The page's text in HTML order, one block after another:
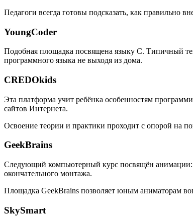
Педагоги всегда готовы подсказать, как правильно
YoungCoder
Подобная площадка посвящена языку C. Типичный
программного языка не выходя из дома.
CREDOkids
Эта платформа учит ребёнка особенностям
сайтов Интернета.
Освоение теории и практики проходит с опорой на
GeekBrains
Следующий компьютерный курс посвящён анимации:
окончательного монтажа.
Площадка GeekBrains позволяет юным аниматорам
SkySmart